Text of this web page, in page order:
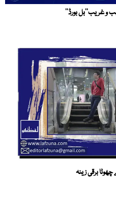
و غریب’’بل بورڈ‘‘
برقی زینہ